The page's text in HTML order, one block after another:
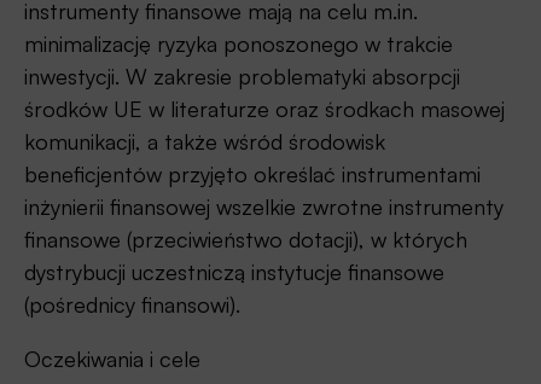
instrumenty finansowe mają na celu m.in.
minimalizację ryzyka ponoszonego w trakcie
inwestycji. W zakresie problematyki absorpcji
środków UE w literaturze oraz środkach masowej
komunikacji, a także wśród środowisk
beneficjentów przyjęto określać instrumentami
inżynierii finansowej wszelkie zwrotne instrumenty
finansowe (przeciwieństwo dotacji), w których
dystrybucji uczestniczą instytucje finansowe
(pośrednicy finansowi).
Oczekiwania i cele